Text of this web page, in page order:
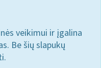
veikimui ir įgalina
Be šių slapukų